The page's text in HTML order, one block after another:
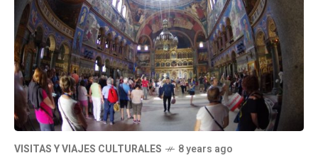
VISITAS Y VIAJES CULTURALES 8 years ago